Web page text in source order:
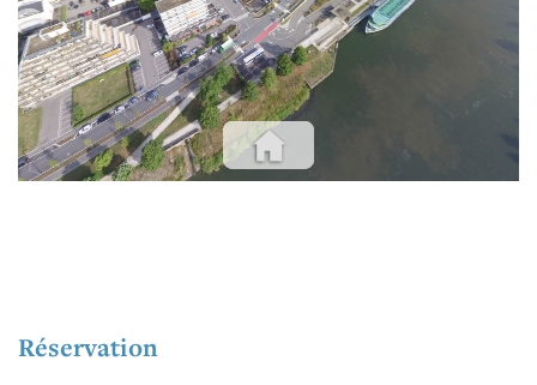
Réservation